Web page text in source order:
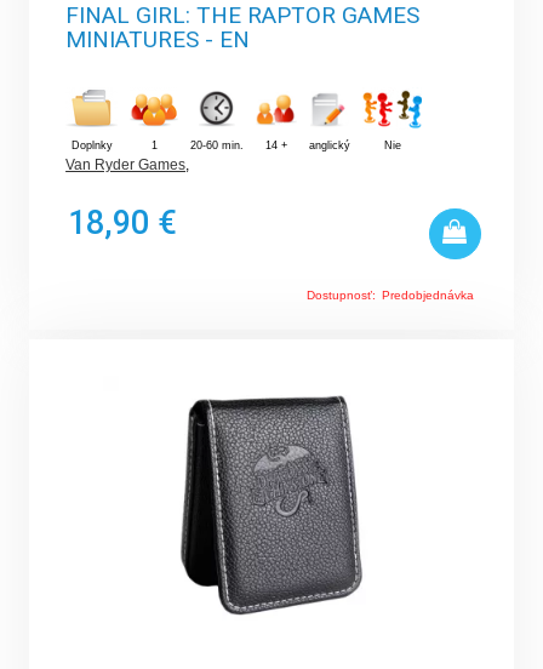
FINAL GIRL: THE RAPTOR GAMES
MINIATURES - EN
Doplnky 1 20-60 min. 14 + anglický Nie
Van Ryder Games,
18,90 €
Dostupnosť: Predobjednávka